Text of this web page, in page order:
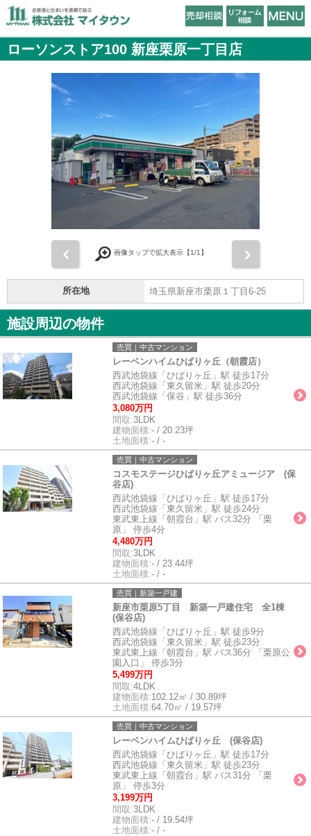
ローソンストア100 新座栗原一丁目店
画像タップで拡大表示【1/1】
所在地 埼玉県新座市栗原１丁目6-25
施設周辺の物件
売買｜中古マンション
レーベンハイムひばりヶ丘（朝霞店）
西武池袋線「ひばりヶ丘」駅 徒歩17分
西武池袋線「東久留米」駅 徒歩20分
西武池袋線「保谷」駅 徒歩36分
3,080万円
間取:3LDK
建物面積:- / 20.23坪
土地面積:- / -
売買｜中古マンション
コスモステージひばりヶ丘アミュージア (保
谷店)
西武池袋線「ひばりヶ丘」駅 徒歩17分
西武池袋線「東久留米」駅 徒歩24分
東武東上線「朝霞台」駅 バス32分 「栗
原」 停歩4分
4,480万円
間取:3LDK
建物面積:- / 23.44坪
土地面積:- / -
売買｜新築一戸建
新座市栗原5丁目 新築一戸建住宅 全1棟
(保谷店)
西武池袋線「ひばりヶ丘」駅 徒歩9分
西武池袋線「東久留米」駅 徒歩23分
東武東上線「朝霞台」駅 バス36分 「栗原公
園入口」 停歩3分
5,499万円
間取:4LDK
建物面積:102.12㎡ / 30.89坪
土地面積:64.70㎡ / 19.57坪
売買｜中古マンション
レーベンハイムひばりヶ丘 (保谷店)
西武池袋線「ひばりヶ丘」駅 徒歩17分
西武池袋線「東久留米」駅 徒歩23分
東武東上線「朝霞台」駅 バス31分 「栗
原」 停歩3分
3,199万円
間取:3LDK
建物面積:- / 19.54坪
土地面積:- / -